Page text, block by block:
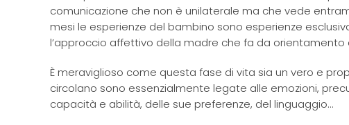
comunicazione che non è unilaterale ma che vede
mesi le esperienze del bambino sono esperienze
l’approccio affettivo della madre che fa da orientamento
È meraviglioso come questa fase di vita sia un vero e
circolano sono essenzialmente legate alle emozioni,
capacità e abilità, delle sue preferenze, del linguaggio…